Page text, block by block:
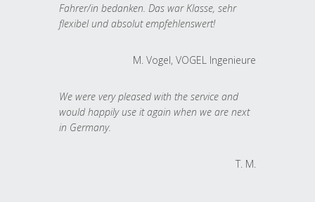
Fahrer/in bedanken. Das war Klasse, sehr
flexibel und absolut empfehlenswert!
M. Vogel, VOGEL Ingenieure
We were very pleased with the service and
would happily use it again when we are next
in Germany.
T. M.